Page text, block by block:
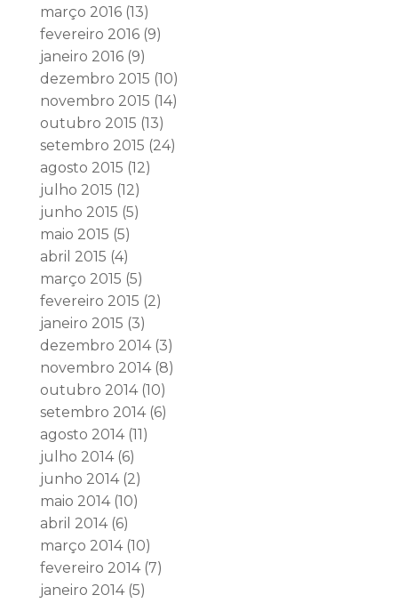
março 2016(13)
fevereiro 2016(9)
janeiro 2016(9)
dezembro 2015 (10)
novembro 2015 (14)
outubro 2015 (13)
setembro 2015 (24)
agosto 2015 (12)
julho 2015 (12)
junho 2015 (5)
maio 2015 (5)
abril 2015 (4)
março 2015 (5)
fevereiro 2015 (2)
janeiro 2015 (3)
dezembro 2014(3)
novembro 2014(8)
outubro 2014(10)
setembro 2014(6)
agosto 2014(11)
julho 2014(6)
junho 2014(2)
maio 2014(10)
abril 2014(6)
março 2014(10)
fevereiro 2014(7)
janeiro 2014(5)